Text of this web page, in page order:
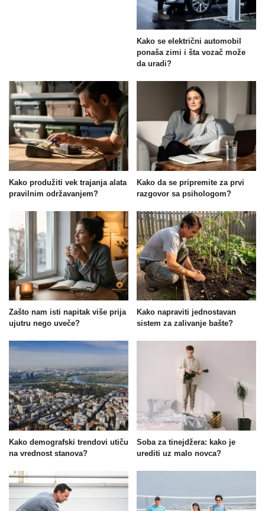
Kako se električni automobil
ponaša zimi i šta vozač može
da uradi?
Kako produžiti vek trajanja alata
pravilnim održavanjem?
Kako da se pripremite za prvi
razgovor sa psihologom?
Zašto nam isti napitak više prija
ujutru nego uveče?
Kako napraviti jednostavan
sistem za zalivanje bašte?
Kako demografski trendovi utiču
na vrednost stanova?
Soba za tinejdžera: kako je
urediti uz malo novca?